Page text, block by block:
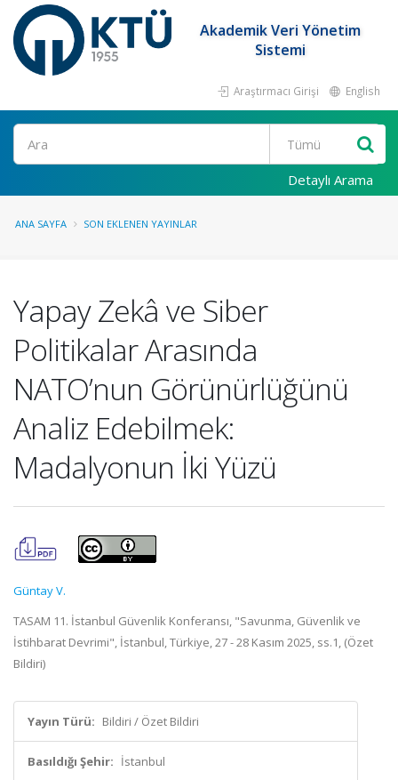
Akademik Veri Yönetim
Sistemi
Araştırmacı Girişi English
Ara
Detaylı Arama
ANA SAYFA SON EKLENEN YAYINLAR
Yapay Zekâ ve Siber
Politikalar Arasında
NATO’nun Görünürlüğünü
Analiz Edebilmek:
Madalyonun İki Yüzü
Güntay V.
TASAM 11. İstanbul Güvenlik Konferansı, "Savunma, Güvenlik ve
İstihbarat Devrimi", İstanbul, Türkiye, 27 - 28 Kasım 2025, ss.1, (Özet
Bildiri)
Yayın Türü: Bildiri / Özet Bildiri
Basıldığı Şehir: İstanbul